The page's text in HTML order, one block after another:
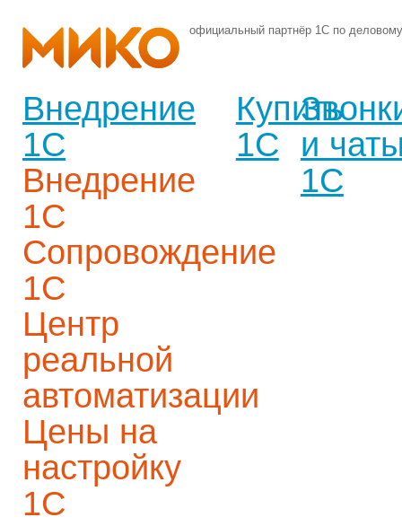
официальный партнёр 1С по
Внедрение
1С
Внедрение
1С
Сопровождение
1С
Центр
реальной
автоматизации
Цены на
настройку
1С
Купить
1С
и
1С